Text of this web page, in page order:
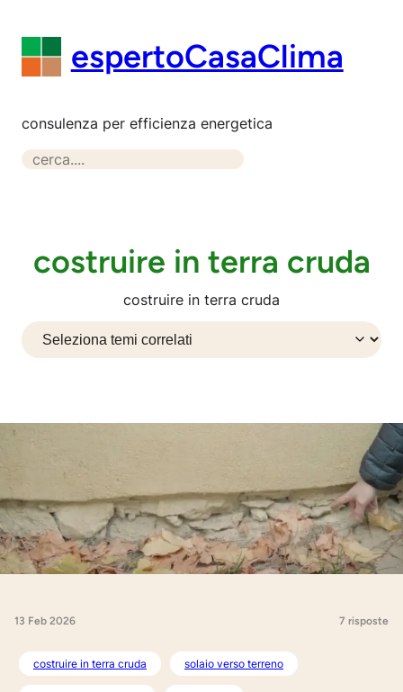
contenuto espertoCasaClima
consulenza per efficienza energetica
S
costruire in terra cruda
costruire in terra cruda
13 Feb 2026 7 risposte
costruire in terra cruda solaio verso terreno